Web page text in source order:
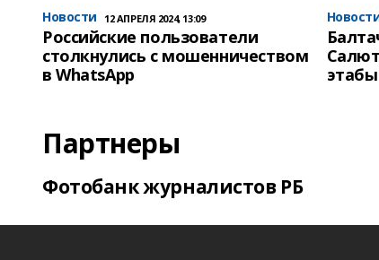
Новости 12 АПРЕЛЯ 2024, 13:09
Российские пользователи
столкнулись с мошенничеством
в WhatsApp
Партнеры
Фотобанк журналистов РБ